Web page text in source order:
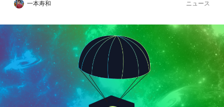
一本寿和 ニュース